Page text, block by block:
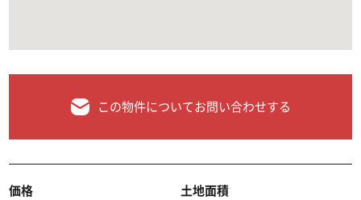
この物件についてお問い合わせする
価格 土地面積